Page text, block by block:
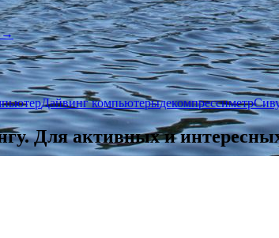
→
Дайвинг компьютерыдекомпрессиметр
Для активных и